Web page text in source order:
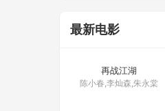
最新电影
再战江湖
陈小春,李灿森,朱永棠